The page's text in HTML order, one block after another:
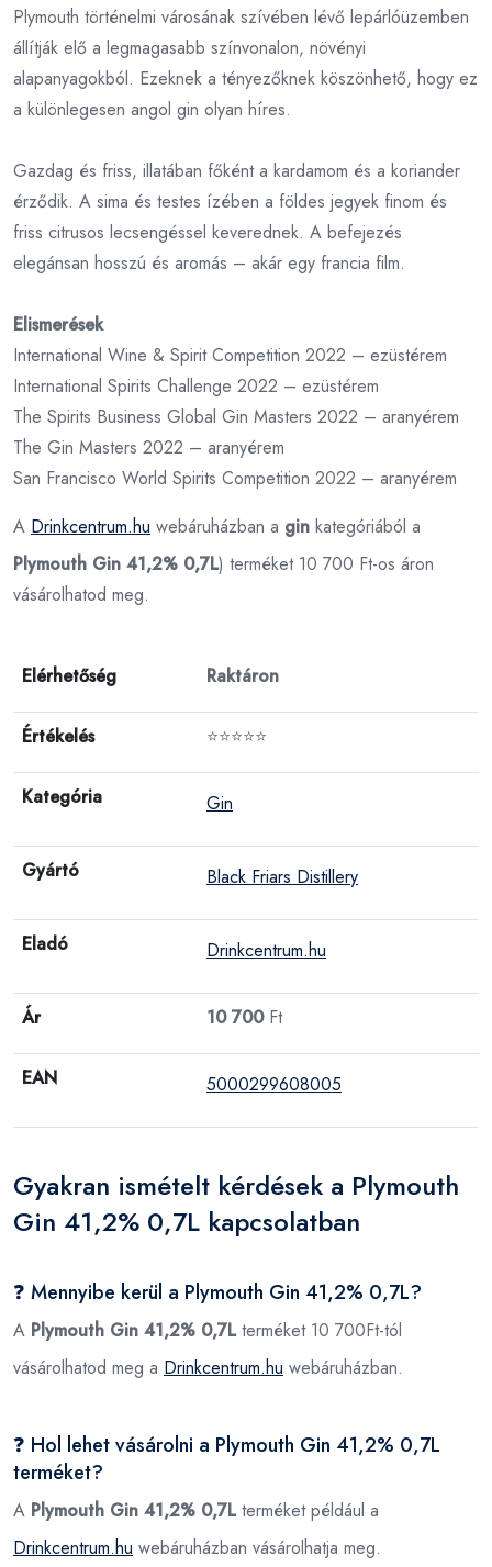
Plymouth történelmi városának szívében lévő lepárlóüzemben
állítják elő a legmagasabb színvonalon, növényi
alapanyagokból. Ezeknek a tényezőknek köszönhető, hogy ez
a különlegesen angol gin olyan híres.
Gazdag és friss, illatában főként a kardamom és a koriander
érződik. A sima és testes ízében a földes jegyek finom és
friss citrusos lecsengéssel keverednek. A befejezés
elegánsan hosszú és aromás – akár egy francia film.
Elismerések
International Wine & Spirit Competition 2022 – ezüstérem
International Spirits Challenge 2022 – ezüstérem
The Spirits Business Global Gin Masters 2022 – aranyérem
The Gin Masters 2022 – aranyérem
San Francisco World Spirits Competition 2022 – aranyérem
A Drinkcentrum.hu webáruházban a gin kategóriából a
Plymouth Gin 41,2% 0,7L) terméket 10 700 Ft-os áron
vásárolhatod meg.
Elérhetőség Raktáron
Értékelés ⭐⭐⭐⭐⭐
Kategória Gin
Gyártó Black Friars Distillery
Eladó Drinkcentrum.hu
Ár 10 700Ft
EAN 5000299608005
Gyakran ismételt kérdések a Plymouth
Gin 41,2% 0,7L kapcsolatban
❓ Mennyibe kerül a Plymouth Gin 41,2% 0,7L?
A Plymouth Gin 41,2% 0,7Lterméket 10 700Ft-tól
vásárolhatod meg a Drinkcentrum.hu webáruházban.
❓ Hol lehet vásárolni a Plymouth Gin 41,2% 0,7L
terméket?
A Plymouth Gin 41,2% 0,7Lterméket például a
Drinkcentrum.hu webáruházban vásárolhatja meg.